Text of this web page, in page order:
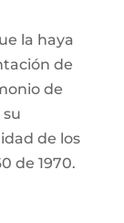
la haya
de
de
de los
de 1970.